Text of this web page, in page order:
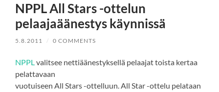
NPPL All Stars -ottelun
pelaajaäänestys käynnissä
5.8.2011 / 0 COMMENTS
NPPLvalitsee nettiäänestyksellä pelaajat toista kertaa
pelattavaan
vuotuiseen All Stars -ottelluun. All Star -ottelu pelataan